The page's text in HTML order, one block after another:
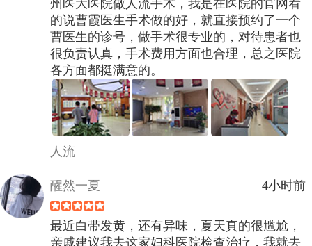
州医大医院做人流手术，我是在医院的官网看
的说曹霞医生手术做的好，就直接预约了一个
曹医生的诊号，做手术很专业的，对待患者也
很负责认真，手术费用方面也合理，总之医院
各方面都挺满意的。
人流
醒然一夏 4小时前
最近白带发黄，还有异味，夏天真的很尴尬，
亲戚建议我去这家妇科医院检查治疗，我就去